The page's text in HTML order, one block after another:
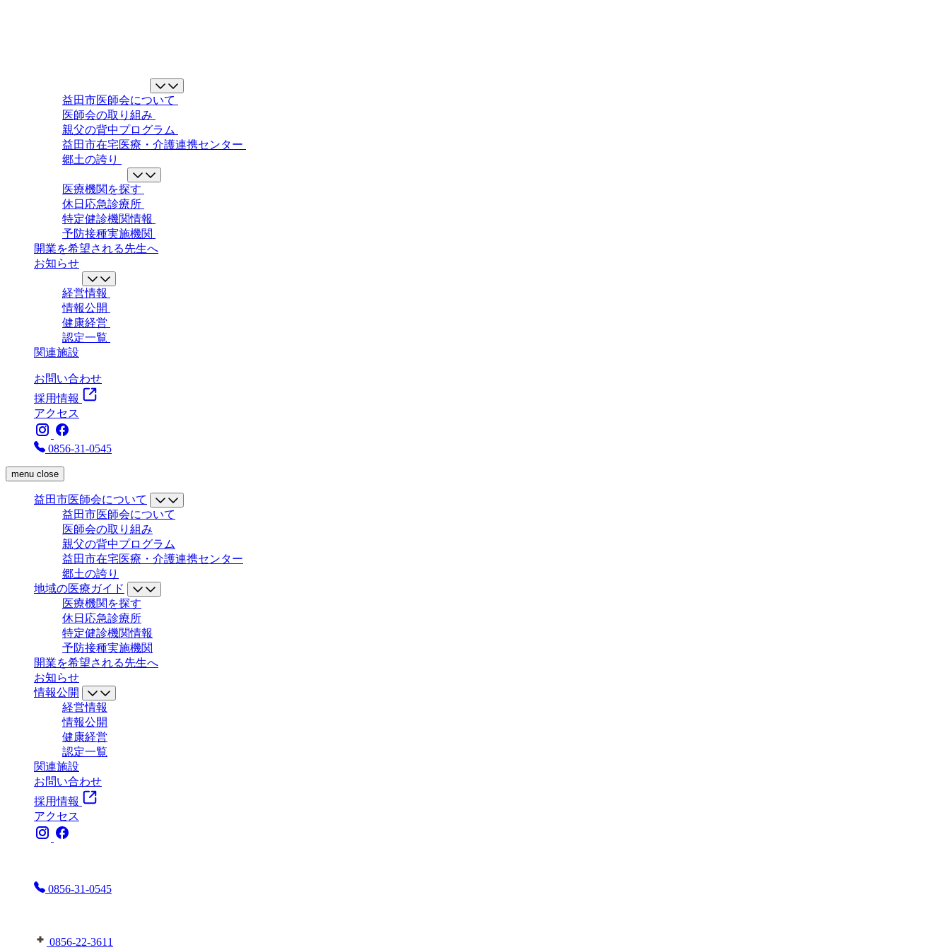
益田市医師会について
医師会の取り組み
親父の背中プログラム
益田市在宅医療・介護連携センター
郷土の誇り
医療機関を探す
休日応急診療所
特定健診機関情報
予防接種実施機関
開業を希望される先生へ
お知らせ
経営情報
情報公開
健康経営
認定一覧
関連施設
お問い合わせ
採用情報
アクセス
0856-31-0545
menu close
益田市医師会について
益田市医師会について
医師会の取り組み
親父の背中プログラム
益田市在宅医療・介護連携センター
郷土の誇り
地域の医療ガイド
医療機関を探す
休日応急診療所
特定健診機関情報
予防接種実施機関
開業を希望される先生へ
お知らせ
情報公開
経営情報
情報公開
健康経営
認定一覧
関連施設
お問い合わせ
採用情報
アクセス
0856-31-0545
0856-22-3611